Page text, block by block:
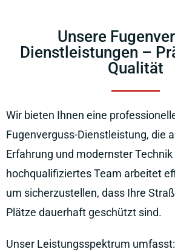
Unsere
Dienstleistungen –
Qualität
Wir bieten Ihnen eine
Fugenverguss-Dienstleistung, die
Erfahrung und modernster
hochqualifiziertes Team arbeitet
um sicherzustellen, dass Ihre
Plätze dauerhaft geschützt sind.
Unser Leistungsspektrum umfasst: